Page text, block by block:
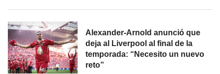
Alexander-Arnold anunció que
deja al Liverpool al final de la
temporada: “Necesito un nuevo
reto”